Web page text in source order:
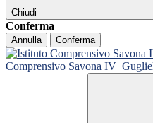
Chiudi
Conferma
Annulla Conferma
Comprensivo Savona IV